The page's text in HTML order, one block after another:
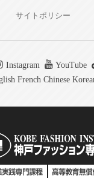
サイトポリシー
Instagram YouTube
French Chinese